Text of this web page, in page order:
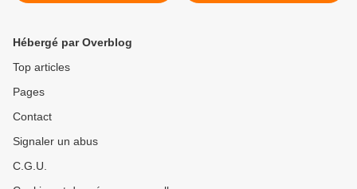
Hébergé par Overblog
Top articles
Pages
Contact
Signaler un abus
C.G.U.